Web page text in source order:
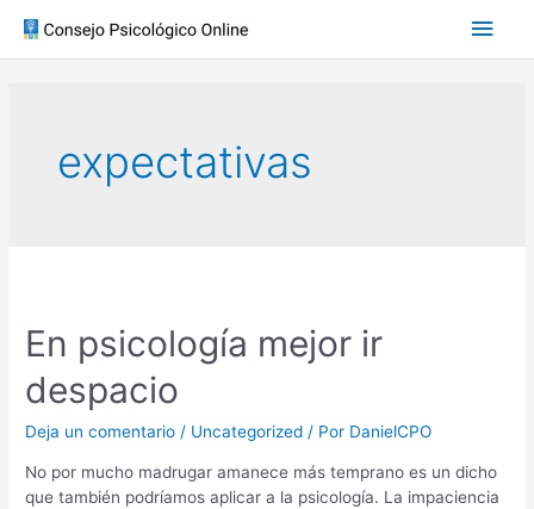
expectativas
En psicología mejor ir
despacio
Deja un comentario / Uncategorized / Por DanielCPO
No por mucho madrugar amanece más temprano es un dicho
que también podríamos aplicar a la psicología. La impaciencia